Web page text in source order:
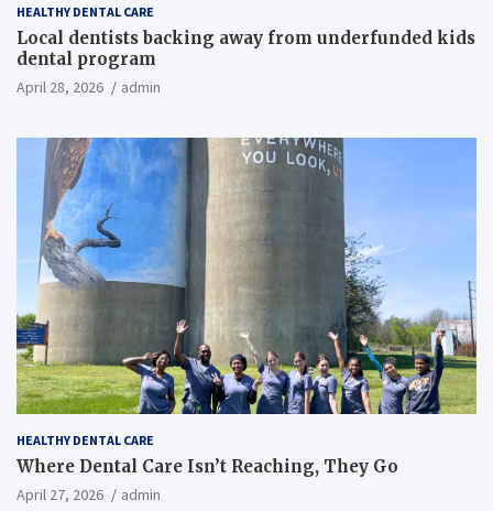
HEALTHY DENTAL CARE
Local dentists backing away from underfunded kids
dental program
April 28, 2026 admin
HEALTHY DENTAL CARE
Where Dental Care Isn’t Reaching, They Go
April 27, 2026 admin